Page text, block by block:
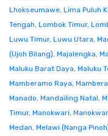
Lhokseumawe, Lima Puluh
Tengah, Lombok Timur,
Luwu Timur, Luwu Utara,
(Ujoh Bilang), Majalengka,
Maluku Barat Daya, Maluku
Mamberamo Raya,
Manado, Mandailing Natal,
Timur, Manokwari,
Medan, Melawi (Nanga